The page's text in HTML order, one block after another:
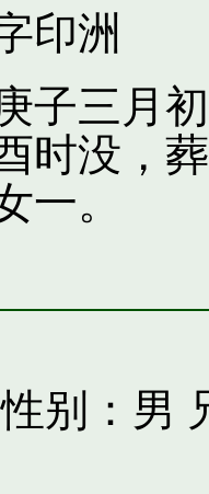
印洲
子三月
时没，
一。
性别：男